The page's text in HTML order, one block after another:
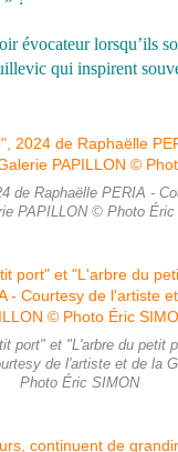
évocateur lorsqu’ils
qui inspirent
de Raphaëlle PERIA -
PAPILLON © Photo Éric
port" et "L'arbre du petit
de l'artiste et de la
Photo Éric SIMON